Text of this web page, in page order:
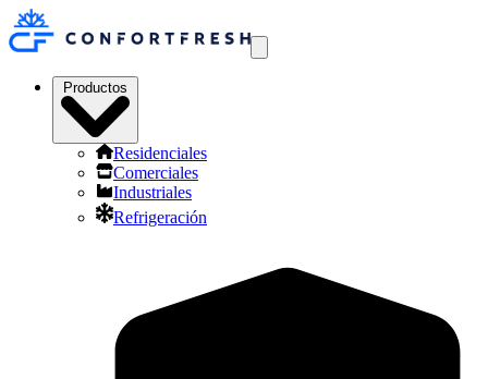
Productos
Residenciales
Comerciales
Industriales
Refrigeración